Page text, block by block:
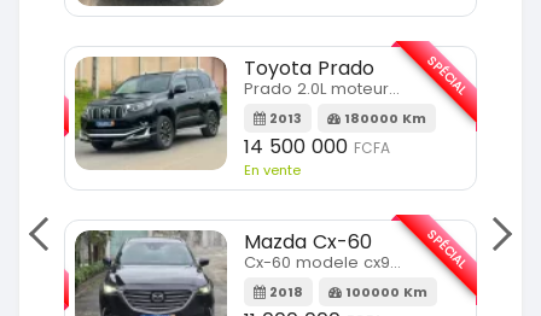
SPÉCIAL
Toyota Prado
Prado 2.0L moteur d4d
2013 180000 Km
14 500 000 FCFA
En vente
SPÉCIAL
Mazda Cx-60
Cx-60 modele cx9 full option
2018 100000 Km
SPÉCIAL